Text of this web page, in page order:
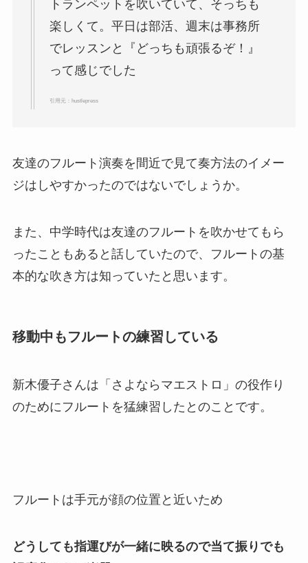
トランペットを吹いていて、そっちも
楽しくて。平日は部活、週末は事務所
でレッスンと『どっちも頑張るぞ！』
って感じでした
引用元：hustlepress
友達のフルート演奏を間近で見て奏方法のイメー
ジはしやすかったのではないでしょうか。
また、中学時代は友達のフルートを吹かせてもら
ったこともあると話していたので、フルートの基
本的な吹き方は知っていたと思います。
移動中もフルートの練習している
新木優子さんは「さよならマエストロ」の役作り
のためにフルートを猛練習したとのことです。
フルートは手元が顔の位置と近いため
どうしても指運びが一緒に映るので当て振りでも